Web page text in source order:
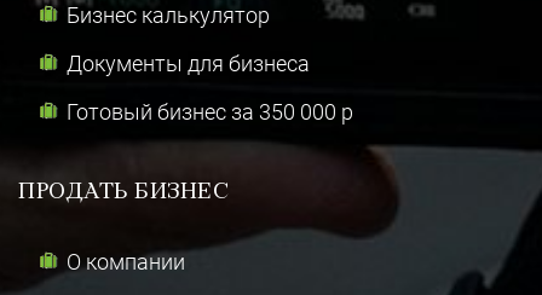
Бизнес калькулятор
Документы для бизнеса
Готовый бизнес за 350 000 р
ПРОДАТЬ БИЗНЕС
О компании